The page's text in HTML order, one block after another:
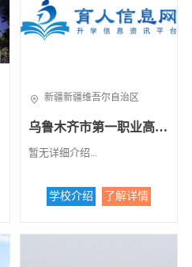
新疆新疆维吾尔自治区
乌鲁木齐市第一职业高级中学
暂无详细介绍...
学校介绍 了解详情